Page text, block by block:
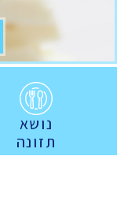
נושא
תזונה